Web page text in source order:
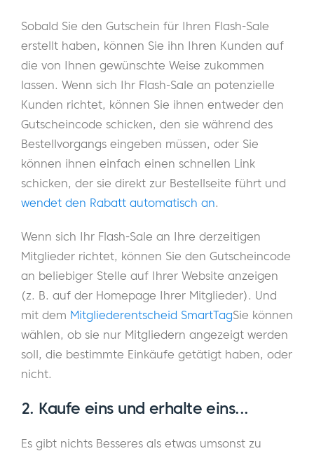
Sobald Sie den Gutschein für Ihren Flash-Sale
erstellt haben, können Sie ihn Ihren Kunden auf
die von Ihnen gewünschte Weise zukommen
lassen. Wenn sich Ihr Flash-Sale an potenzielle
Kunden richtet, können Sie ihnen entweder den
Gutscheincode schicken, den sie während des
Bestellvorgangs eingeben müssen, oder Sie
können ihnen einfach einen schnellen Link
schicken, der sie direkt zur Bestellseite führt und
wendet den Rabatt automatisch an.
Wenn sich Ihr Flash-Sale an Ihre derzeitigen
Mitglieder richtet, können Sie den Gutscheincode
an beliebiger Stelle auf Ihrer Website anzeigen
(z. B. auf der Homepage Ihrer Mitglieder). Und
mit dem Mitgliederentscheid SmartTagSie können
wählen, ob sie nur Mitgliedern angezeigt werden
soll, die bestimmte Einkäufe getätigt haben, oder
nicht.
2. Kaufe eins und erhalte eins...
Es gibt nichts Besseres als etwas umsonst zu